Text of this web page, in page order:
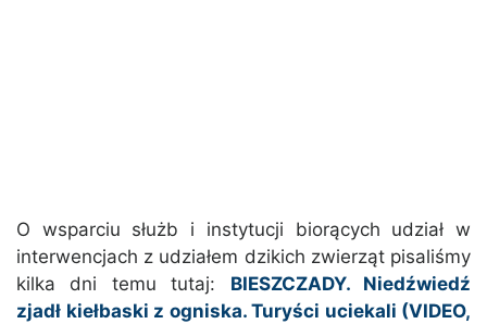
O wsparciu służb i instytucji biorących udział w
interwencjach z udziałem dzikich zwierząt pisaliśmy
kilka dni temu tutaj: BIESZCZADY. Niedźwiedź
zjadł kiełbaski z ogniska. Turyści uciekali (VIDEO,